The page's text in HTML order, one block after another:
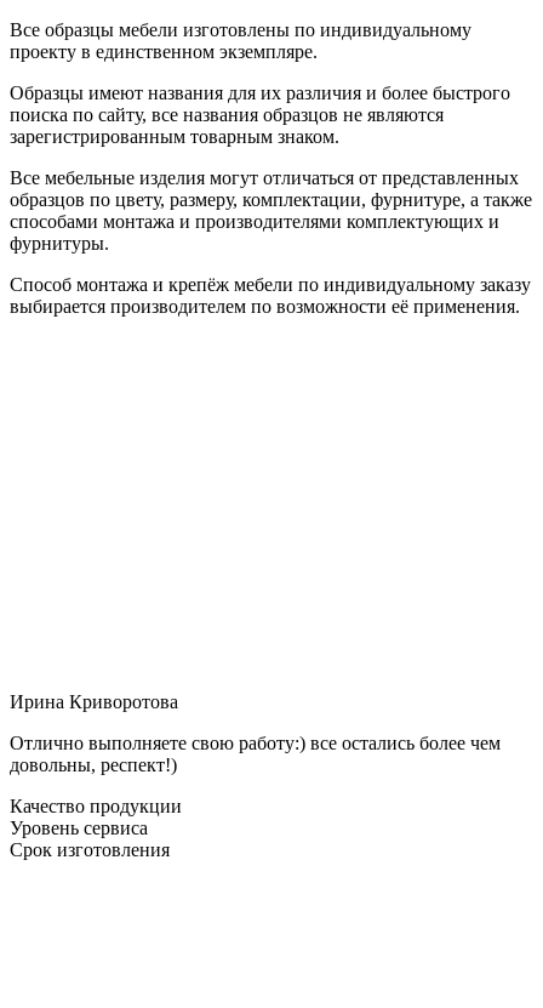
Все образцы мебели изготовлены по индивидуальному
проекту в единственном экземпляре.
Образцы имеют названия для их различия и более быстрого
поиска по сайту, все названия образцов не являются
зарегистрированным товарным знаком.
Все мебельные изделия могут отличаться от представленных
образцов по цвету, размеру, комплектации, фурнитуре, а также
способами монтажа и производителями комплектующих и
фурнитуры.
Способ монтажа и крепёж мебели по индивидуальному заказу
выбирается производителем по возможности её применения.
Ирина Криворотова
Отлично выполняете свою работу:) все остались более чем
довольны, респект!)
Качество продукции
Уровень сервиса
Срок изготовления